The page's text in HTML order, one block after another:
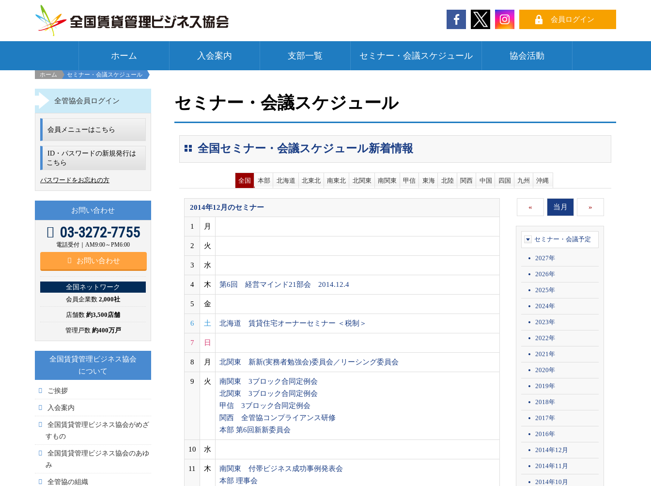
会員ログイン
ホーム 入会案内 支部一覧 セミナー・会議スケジュール 協会活動
ホーム セミナー・会議スケジュール
セミナー・会議スケジュール
全国セミナー・会議スケジュール新着情報
全国 本部 北海道 北東北 南東北 北関東 南関東 甲信 東海 北陸 関西 中国 四国 九州 沖縄
« 当月 »
2014年12月のセミナー
1 月
2 火
3 水
4 木 第6回 経営マインド21部会 2014.12.4
5 金
6 土 北海道 賃貸住宅オーナーセミナー ＜税制＞
7 日
8 月 北関東 新新(実務者勉強会)委員会／リーシング委員会
9 火
南関東 3ブロック合同定例会
北関東 3ブロック合同定例会
甲信 3ブロック合同定例会
関西 全管協コンプライアンス研修
本部 第6回新新委員会
10 水
11 木
南関東 付帯ビジネス成功事例発表会
本部 理事会
セミナー・会議予定
2027年
2026年
2025年
2024年
2023年
2022年
2021年
2020年
2019年
2018年
2017年
2016年
2014年12月
2014年11月
2014年10月
全管協会員ログイン
会員メニューはこちら
ID・パスワードの新規発行は
こちら
パスワードをお忘れの方
お問い合わせ
03-3272-7755
電話受付｜AM9:00～PM6:00
お問い合わせ
全国ネットワーク
会員企業数 2,000社
店舗数 約3,500店舗
管理戸数 約400万戸
全国賃貸管理ビジネス協会
について
ご挨拶
入会案内
全国賃貸管理ビジネス協会がめざ
すもの
全国賃貸管理ビジネス協会のあゆ
み
全管協の組織